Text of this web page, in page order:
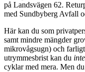
på Landsvägen 62.
med Sundbyberg Avfall
Här kan du som
samt mindre mängder
mikrovågsugn) och
utrymmesbrist kan du inte
cyklar med mera. Men